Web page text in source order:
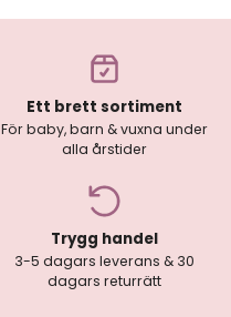
Ett brett sortiment
För baby, barn & vuxna under
alla årstider
Trygg handel
3-5 dagars leverans & 30
dagars returrätt